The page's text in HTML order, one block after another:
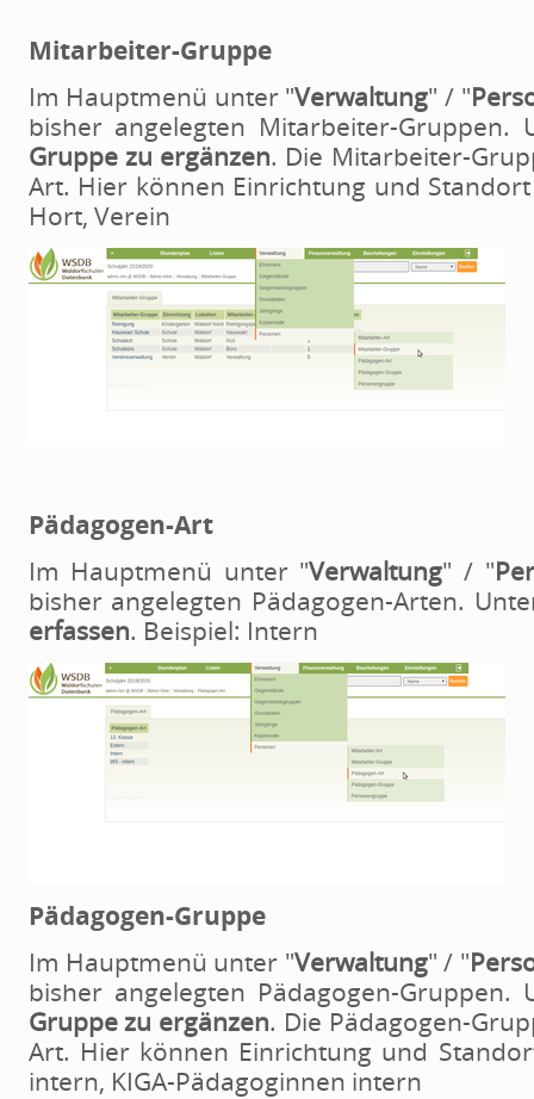
Mitarbeiter-Gruppe
Im Hauptmenü unter "Verwaltung" / "
bisher angelegten Mitarbeiter-Gruppen.
Gruppe zu ergänzen. Die Mitarbeiter-
Art. Hier können Einrichtung und
Hort, Verein
Pädagogen-Art
Im Hauptmenü unter "Verwaltung" / "
bisher angelegten Pädagogen-Arten.
erfassen. Beispiel: Intern
Pädagogen-Gruppe
Im Hauptmenü unter "Verwaltung" / "
bisher angelegten Pädagogen-Gruppen.
Gruppe zu ergänzen. Die Pädagogen-
Art. Hier können Einrichtung und
intern, KIGA-Pädagoginnen intern